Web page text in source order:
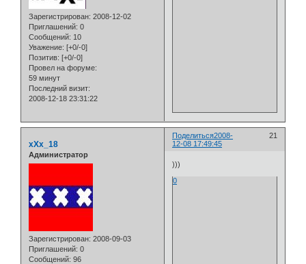
Зарегистрирован: 2008-12-02
Приглашений: 0
Сообщений: 10
Уважение: [+0/-0]
Позитив: [+0/-0]
Провел на форуме:
59 минут
Последний визит:
2008-12-18 23:31:22
Поделиться 21
2008-
12-08 17:49:45
xXx_18
Администратор
Зарегистрирован: 2008-09-03
Приглашений: 0
Сообщений: 96
)))
0